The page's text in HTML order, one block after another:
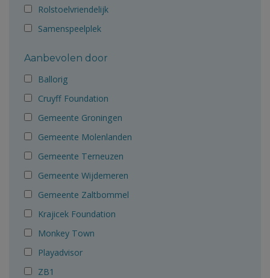
Rolstoelvriendelijk
Samenspeelplek
Aanbevolen door
Ballorig
Cruyff Foundation
Gemeente Groningen
Gemeente Molenlanden
Gemeente Terneuzen
Gemeente Wijdemeren
Gemeente Zaltbommel
Krajicek Foundation
Monkey Town
Playadvisor
ZB1